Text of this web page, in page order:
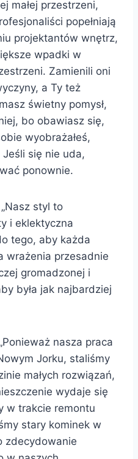
małej przestrzeni,
popełniają
projektantów wnętrz,
wpadki w
Zamienili oni
a Ty też
świetny pomysł,
bo obawiasz się,
wyobrażałeś,
się nie uda,
ponownie.
styl to
i eklektyczna
tego, aby każda
wrażenia przesadnie
gromadzonej i
była jak najbardziej
nasza praca
Jorku, staliśmy
małych rozwiązań,
wydaje się
w trakcie remontu
stary kominek w
zdecydowanie